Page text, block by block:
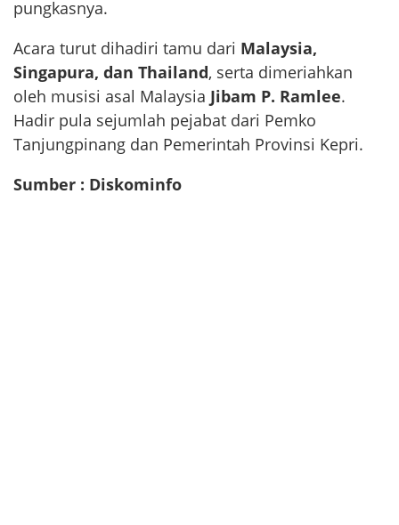
pungkasnya.
Acara turut dihadiri tamu dari Malaysia,
Singapura, dan Thailand, serta dimeriahkan
oleh musisi asal Malaysia Jibam P. Ramlee.
Hadir pula sejumlah pejabat dari Pemko
Tanjungpinang dan Pemerintah Provinsi Kepri.
Sumber : Diskominfo